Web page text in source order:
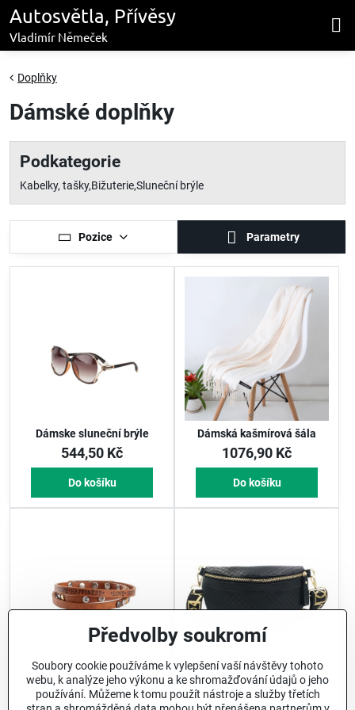
Autosvětla, Přívěsy
Vladimír Němeček
Doplňky
Dámské doplňky
Podkategorie
Kabelky, tašky BižuterieSluneční brýle
Pozice Parametry
Dámske sluneční brýle
544,50 Kč
Do košíku
Dámská kašmírová šála
1076,90 Kč
Do košíku
Dámský kožený zavinovací
náramek
Dámská taška
Předvolby soukromí
Soubory cookie používáme k vylepšení vaší návštěvy tohoto
webu, k analýze jeho výkonu a ke shromažďování údajů o jeho
používání. Můžeme k tomu použít nástroje a služby třetích